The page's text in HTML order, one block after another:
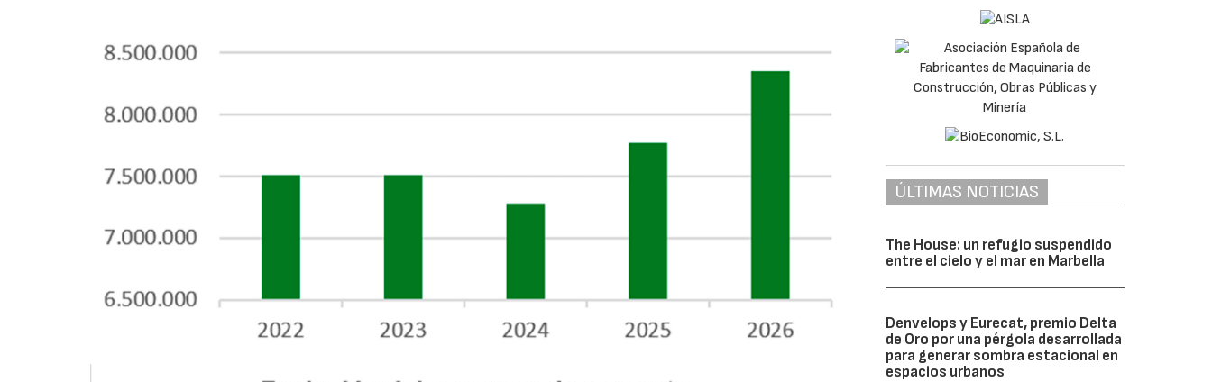
ÚLTIMAS NOTICIAS
The House: un refugio suspendido
entre el cielo y el mar en Marbella
Denvelops y Eurecat, premio Delta
de Oro por una pérgola desarrollada
para generar sombra estacional en
espacios urbanos